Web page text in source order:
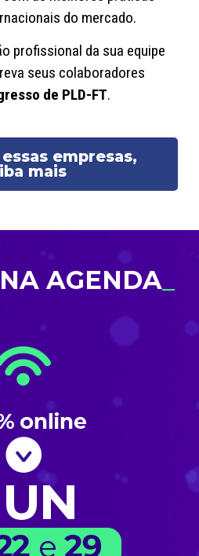
do mercado.
profissional da sua equipe
seus colaboradores
de PLD-FT.
empresas,
mais
AGENDA